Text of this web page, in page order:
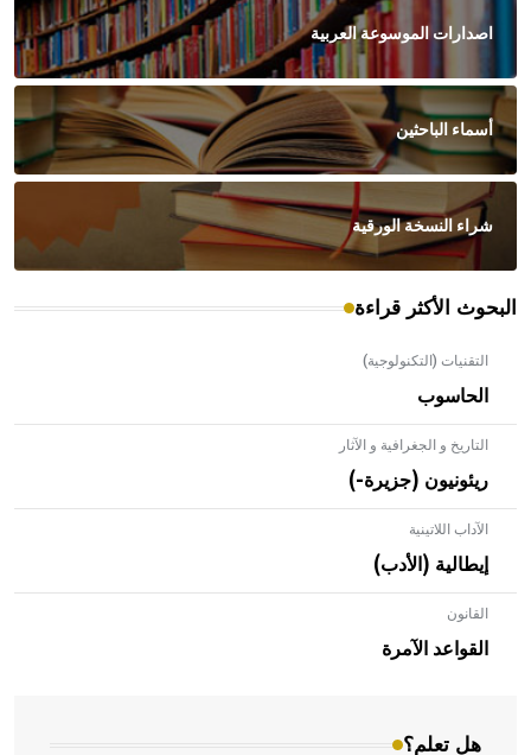
اصدارات الموسوعة العربية
أسماء الباحثين
شراء النسخة الورقية
البحوث الأكثر قراءة
التقنيات (التكنولوجية)
الحاسوب
التاريخ و الجغرافية و الآثار
ريئونيون (جزيرة-)
الآداب اللاتينية
إيطالية (الأدب)
القانون
القواعد الآمرة
هل تعلم؟
- هل تعلم أن الأبلق نوع من الفنون الهندسية التي ارتبطت
بالعمارة الإسلامية في بلاد الشام ومصر خاصة، حيث يحرص
المعمار على بناء مداميكه وخاصة في الواجهات